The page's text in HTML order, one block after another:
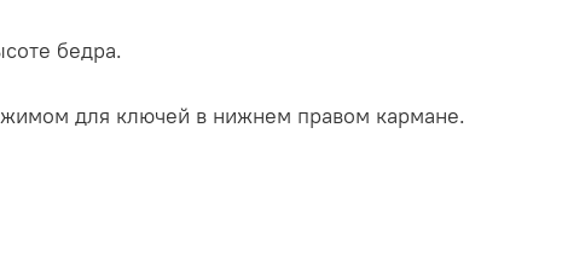
бедра.
для ключей в нижнем правом кармане.